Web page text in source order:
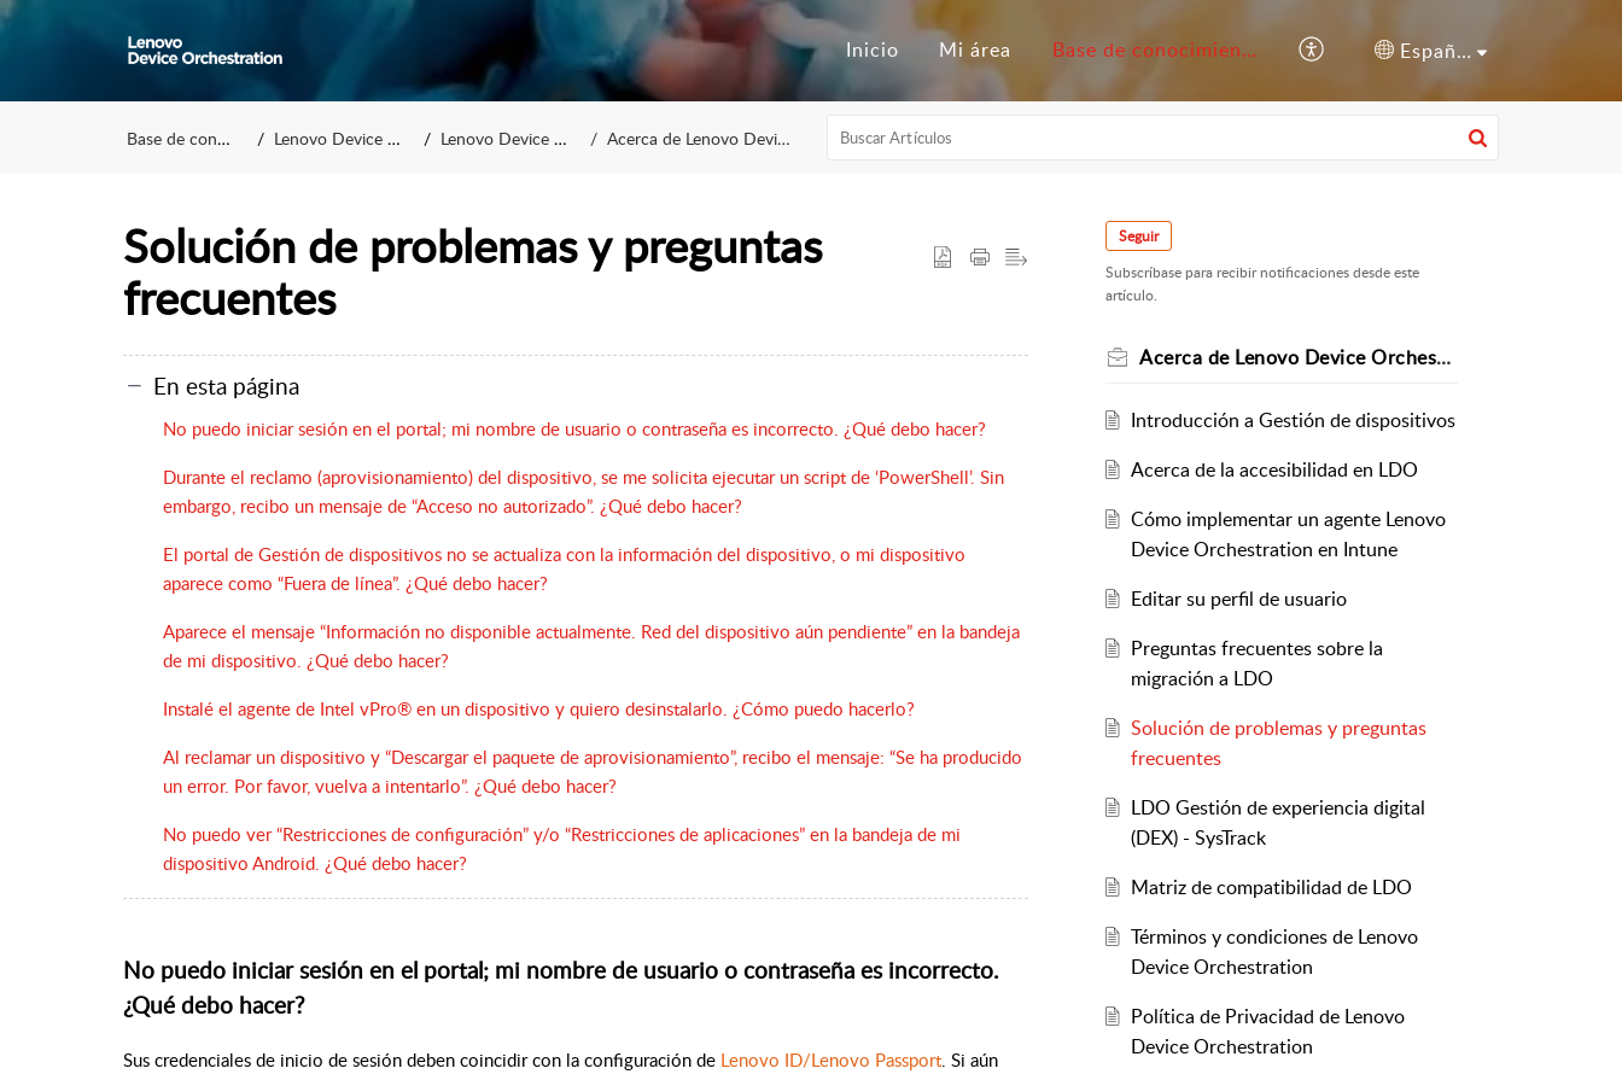
Inicio Mi área Base de conocimientos Español (España)
Base de conocimientos Lenovo Device Orchestration Lenovo Device Orchestration Acerca de Lenovo Device Orchestration
Solución de problemas y preguntas
frecuentes
En esta página
No puedo iniciar sesión en el portal; mi nombre de usuario o contraseña es incorrecto. ¿Qué debo hacer?
Durante el reclamo (aprovisionamiento) del dispositivo, se me solicita ejecutar un script de ‘PowerShell’. Sin
embargo, recibo un mensaje de “Acceso no autorizado”. ¿Qué debo hacer?
El portal de Gestión de dispositivos no se actualiza con la información del dispositivo, o mi dispositivo
aparece como “Fuera de línea”. ¿Qué debo hacer?
Aparece el mensaje “Información no disponible actualmente. Red del dispositivo aún pendiente” en la bandeja
de mi dispositivo. ¿Qué debo hacer?
Instalé el agente de Intel vPro® en un dispositivo y quiero desinstalarlo. ¿Cómo puedo hacerlo?
Al reclamar un dispositivo y “Descargar el paquete de aprovisionamiento”, recibo el mensaje: “Se ha producido
un error. Por favor, vuelva a intentarlo”. ¿Qué debo hacer?
No puedo ver “Restricciones de configuración” y/o “Restricciones de aplicaciones” en la bandeja de mi
dispositivo Android. ¿Qué debo hacer?
No puedo iniciar sesión en el portal; mi nombre de usuario o contraseña es incorrecto.
¿Qué debo hacer?
Sus credenciales de inicio de sesión deben coincidir con la configuración de Lenovo ID/Lenovo Passport. Si aún
Seguir
Subscríbase para recibir notificaciones desde este
artículo.
Acerca de Lenovo Device Orchestration
Introducción a Gestión de dispositivos
Acerca de la accesibilidad en LDO
Cómo implementar un agente Lenovo
Device Orchestration en Intune
Editar su perfil de usuario
Preguntas frecuentes sobre la
migración a LDO
Solución de problemas y preguntas
frecuentes
LDO Gestión de experiencia digital
(DEX) - SysTrack
Matriz de compatibilidad de LDO
Términos y condiciones de Lenovo
Device Orchestration
Política de Privacidad de Lenovo
Device Orchestration